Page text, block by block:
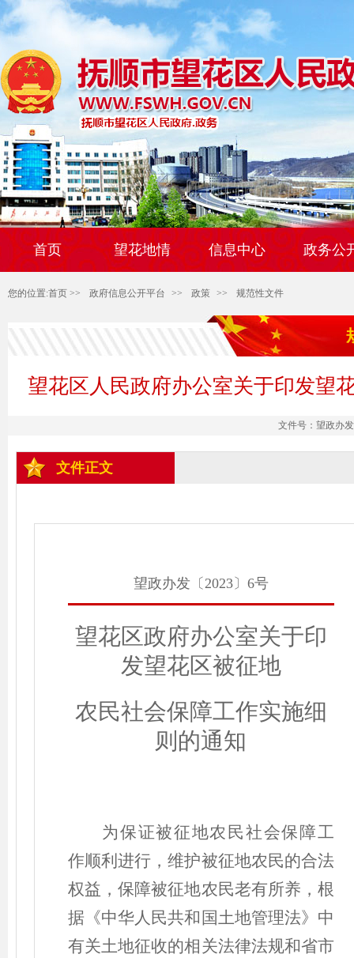
首页 望花地情 信息中心 政务公
您的位置:首页 >> 政府信息公开平台 >> 政策 >> 规范性文件
望花区人民政府办公室关于印发望
文件号：望政办
文件正文
望政办发〔2023〕6号
望花区政府办公室关于印
发望花区被征地
农民社会保障工作实施细
则 的通知
为保证被征地农民社会保障工
作顺利进行，维护被征地农民的合法
权益，保障被征地农民老有所养，根
据《中华人民共和国土地管理法》中
有关土地征收的相关法律法规和省市